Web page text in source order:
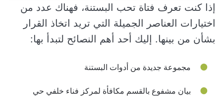
إذا كنت تعرف فتاة تحب البستنة، فهناك عدد من
اختيارات العناصر الجميلة التي تريد اتخاذ القرار
بشأن من بينها. إليك أحد أهم النصائح لتبدأ بها:
مجموعة جديدة من أدوات البستنة
بيان مشفوع بالقسم مكافأة لمركز فناء خلفي حي